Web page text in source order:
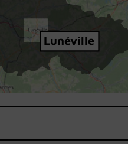
Lunéville